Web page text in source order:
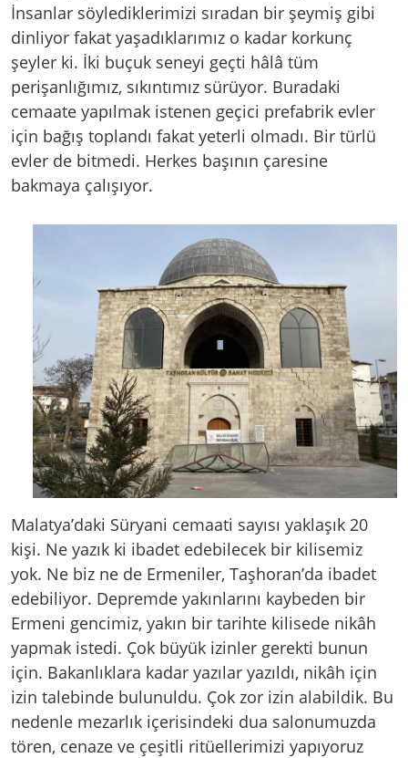
İnsanlar söylediklerimizi sıradan bir şeymiş gibi
dinliyor fakat yaşadıklarımız o kadar korkunç
şeyler ki. İki buçuk seneyi geçti hâlâ tüm
perişanlığımız, sıkıntımız sürüyor. Buradaki
cemaate yapılmak istenen geçici prefabrik evler
için bağış toplandı fakat yeterli olmadı. Bir türlü
evler de bitmedi. Herkes başının çaresine
bakmaya çalışıyor.
Malatya’daki Süryani cemaati sayısı yaklaşık 20
kişi. Ne yazık ki ibadet edebilecek bir kilisemiz
yok. Ne biz ne de Ermeniler, Taşhoran’da ibadet
edebiliyor. Depremde yakınlarını kaybeden bir
Ermeni gencimiz, yakın bir tarihte kilisede nikâh
yapmak istedi. Çok büyük izinler gerekti bunun
için. Bakanlıklara kadar yazılar yazıldı, nikâh için
izin talebinde bulunuldu. Çok zor izin alabildik. Bu
nedenle mezarlık içerisindeki dua salonumuzda
tören, cenaze ve çeşitli ritüellerimizi yapıyoruz